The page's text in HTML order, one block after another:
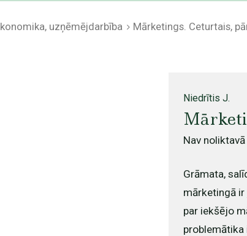
uzņēmējdarbība Mārketings. Ceturtais,
Niedrītis J.
Nav noliktavā
Grāmata,
mārketingā
par iekšējo
problemātika